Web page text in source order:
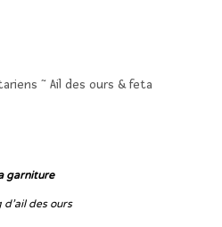
garniture
des ours